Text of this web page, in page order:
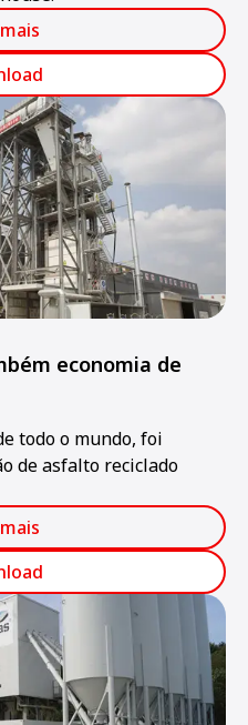
economia de
todo o mundo, foi
de asfalto reciclado